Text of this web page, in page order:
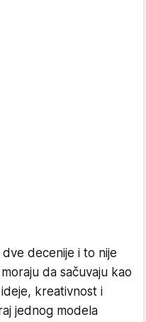
dve decenije i to nije
da sačuvaju kao
kreativnost i
jednog modela